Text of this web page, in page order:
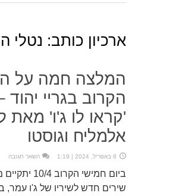
ארכיון כותב: נטלי
המלצה חמה על
הקרוב בגריי יהוד
'קראו לו ג'ו' מאת
אלמליח וגוסטו
8 באפריל, 2024 | 1:19 השאר תגובה
ביום חמישי הקרוב
שירים חדש לשיריו של ג'ו עמר,